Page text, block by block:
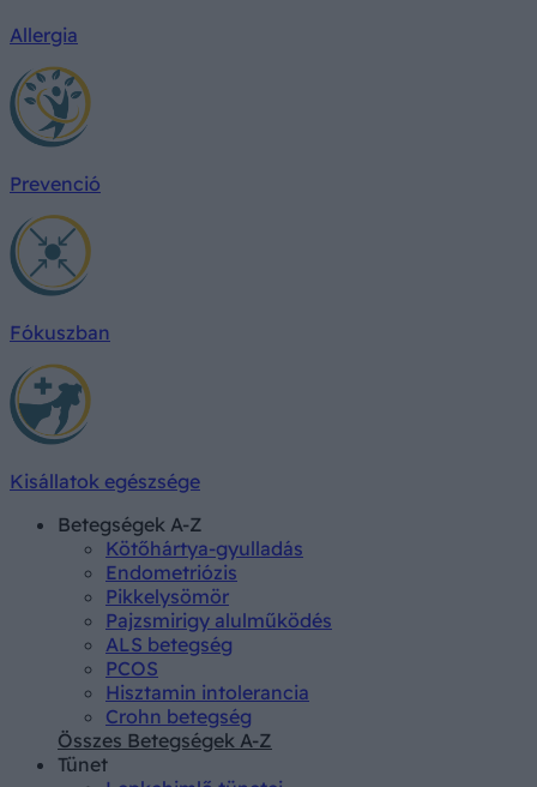
Allergia
Prevenció
Fókuszban
Kisállatok egészsége
Betegségek A-Z
Kötőhártya-gyulladás
Endometriózis
Pikkelysömör
Pajzsmirigy alulműködés
ALS betegség
PCOS
Hisztamin intolerancia
Crohn betegség
Összes Betegségek A-Z
Tünet